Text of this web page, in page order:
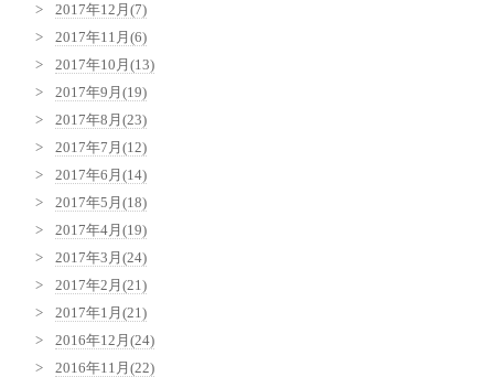
2017年12月(7)
2017年11月(6)
2017年10月(13)
2017年9月(19)
2017年8月(23)
2017年7月(12)
2017年6月(14)
2017年5月(18)
2017年4月(19)
2017年3月(24)
2017年2月(21)
2017年1月(21)
2016年12月(24)
2016年11月(22)